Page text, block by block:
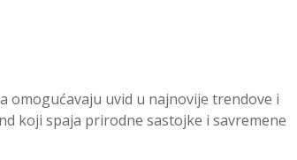
omogućavaju uvid u najnovije trendove i
koji spaja prirodne sastojke i savremene